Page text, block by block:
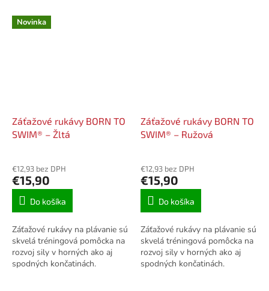
Novinka
Záťažové rukávy BORN TO
SWIM® – Žltá
€12,93 bez DPH
€15,90
Do košíka
Záťažové rukávy na plávanie sú
skvelá tréningová pomôcka na
rozvoj sily v horných ako aj
spodných končatinách.
Záťažové rukávy BORN TO
SWIM® – Ružová
€12,93 bez DPH
€15,90
Do košíka
Záťažové rukávy na plávanie sú
skvelá tréningová pomôcka na
rozvoj sily v horných ako aj
spodných končatinách.